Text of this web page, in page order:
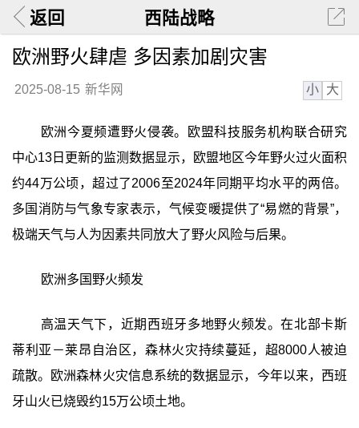
返回 西陆战略
欧洲野火肆虐 多因素加剧灾害
2025-08-15 新华网 小 大
欧洲今夏频遭野火侵袭。欧盟科技服务机构联合研究
中心13日更新的监测数据显示，欧盟地区今年野火过火面积
约44万公顷，超过了2006至2024年同期平均水平的两倍。
多国消防与气象专家表示，气候变暖提供了“易燃的背景”，
极端天气与人为因素共同放大了野火风险与后果。
欧洲多国野火频发
高温天气下，近期西班牙多地野火频发。在北部卡斯
蒂利亚－莱昂自治区，森林火灾持续蔓延，超8000人被迫
疏散。欧洲森林火灾信息系统的数据显示，今年以来，西班
牙山火已烧毁约15万公顷土地。